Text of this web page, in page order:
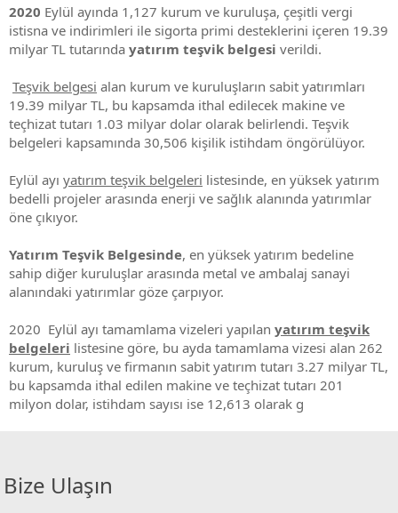
2020 Eylül ayında 1,127 kurum ve kuruluşa, çeşitli vergi
istisna ve indirimleri ile sigorta primi desteklerini içeren 19.39
milyar TL tutarında yatırım teşvik belgesi verildi.
Teşvik belgesi alan kurum ve kuruluşların sabit yatırımları
19.39 milyar TL, bu kapsamda ithal edilecek makine ve
teçhizat tutarı 1.03 milyar dolar olarak belirlendi. Teşvik
belgeleri kapsamında 30,506 kişilik istihdam öngörülüyor.
Eylül ayı yatırım teşvik belgeleri listesinde, en yüksek yatırım
bedelli projeler arasında enerji ve sağlık alanında yatırımlar
öne çıkıyor.
Yatırım Teşvik Belgesinde, en yüksek yatırım bedeline
sahip diğer kuruluşlar arasında metal ve ambalaj sanayi
alanındaki yatırımlar göze çarpıyor.
2020 Eylül ayı tamamlama vizeleri yapılan yatırım teşvik
belgeleri listesine göre, bu ayda tamamlama vizesi alan 262
kurum, kuruluş ve firmanın sabit yatırım tutarı 3.27 milyar TL,
bu kapsamda ithal edilen makine ve teçhizat tutarı 201
milyon dolar, istihdam sayısı ise 12,613 olarak g
Bize Ulaşın